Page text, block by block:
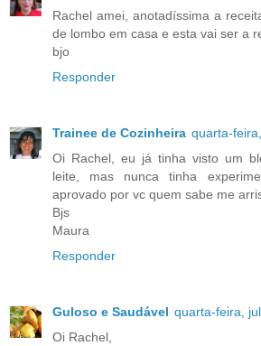
Rachel amei, anotadíssima a
de lombo em casa e esta vai ser a
bjo
Responder
Trainee de Cozinheira quarta-
Oi Rachel, eu já tinha visto um
leite, mas nunca tinha
aprovado por vc quem sabe me
Bjs
Maura
Responder
Guloso e Saudável quarta-feira,
Oi Rachel,